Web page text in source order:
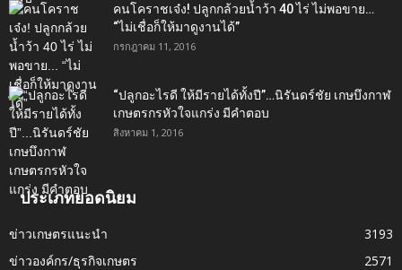
คนโคราชเจ๋ง! ปลูกกล้วยน้ำว้า 40 ไร่ ไม่พอขาย…
“ไม่เชื่อก็ให้มาดูงานได้”‬
กรกฎาคม 11, 2016
“ปลูกอะไรดี ให้มีรายได้ทั้งปี”…นิรันดร์ชัย เกษบึงกาฬ
เกษตรกรหัวใจแกร่ง มีคำตอบ
สิงหาคม 1, 2016
ประเภทยอดนิยม
ข่าวเกษตรแนะนำ
3193
ข่าวองค์กร/ธุรกิจเกษตร
2571